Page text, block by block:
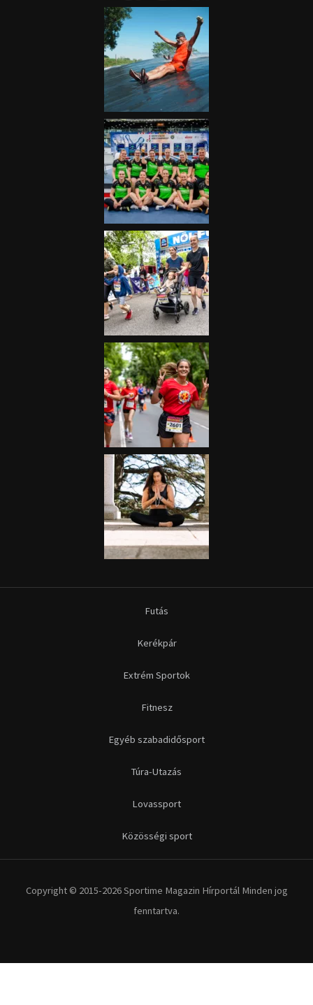
Futás
Kerékpár
Extrém Sportok
Fitnesz
Egyéb szabadidősport
Túra-Utazás
Lovassport
Közösségi sport
Copyright © 2015-2026 Sportime Magazin Hírportál Minden jog
fenntartva.